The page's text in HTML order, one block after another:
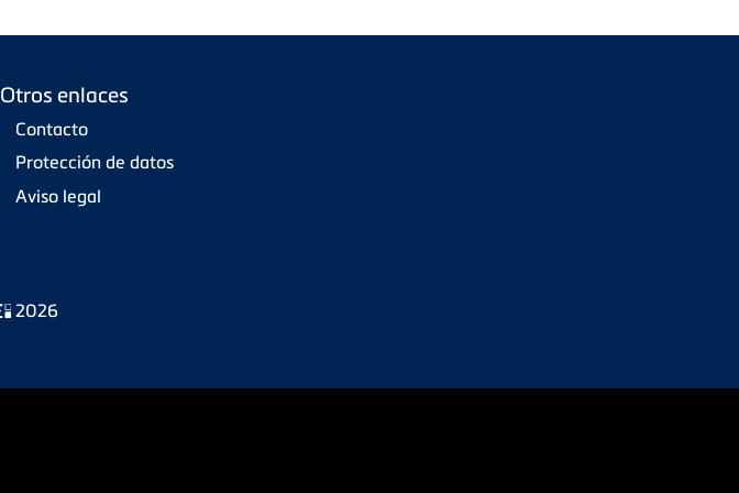
Otros enlaces
Contacto
Protección de datos
Aviso legal
2026